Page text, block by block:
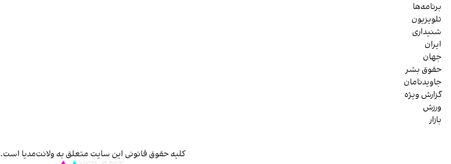
برنامه‌ها
تلویزیون
شنیداری
ایران
جهان
حقوق بشر
جاویدنامان
گزارش ویژه
ورزش
بازار
کلیه حقوق قانونی این سایت متعلق به ولانت‌مدیا است.